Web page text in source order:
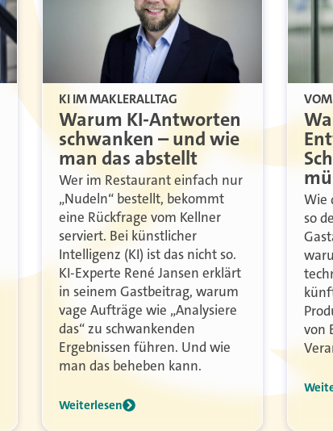
KI IM MAKLERALLTAG
Warum KI-Antworten
schwanken – und wie
man das abstellt
Wer im Restaurant einfach nur
„Nudeln“ bestellt, bekommt
eine Rückfrage vom Kellner
serviert. Bei künstlicher
Intelligenz (KI) ist das nicht so.
KI-Experte René Jansen erklärt
in seinem Gastbeitrag, warum
vage Aufträge wie „Analysiere
das“ zu schwankenden
Ergebnissen führen. Und wie
man das beheben kann.
Weiterlesen
VOM
Wie
so
von